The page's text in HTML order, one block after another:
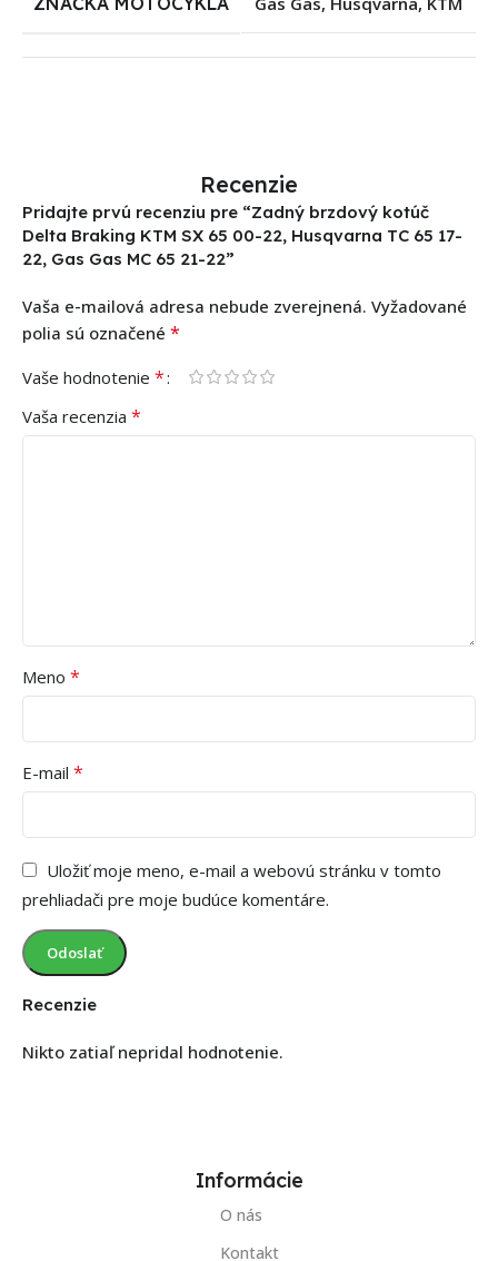
Recenzie
Recenzie
Nikto zatiaľ nepridal hodnotenie.
Pridajte prvú recenziu pre “Zadný brzdový kotúč
Delta Braking KTM SX 65 00-22, Husqvarna TC 65 17-
22, Gas Gas MC 65 21-22”
Vaša e-mailová adresa nebude zverejnená. Vyžadované
polia sú označené *
Vaše hodnotenie *
Vaša recenzia *
Meno *
E-mail *
Uložiť moje meno, e-mail a webovú stránku v tomto
prehliadači pre moje budúce komentáre.
Informácie
O nás
Kontakt